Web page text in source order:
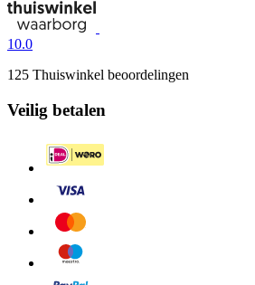
10.0
125 Thuiswinkel beoordelingen
Veilig betalen